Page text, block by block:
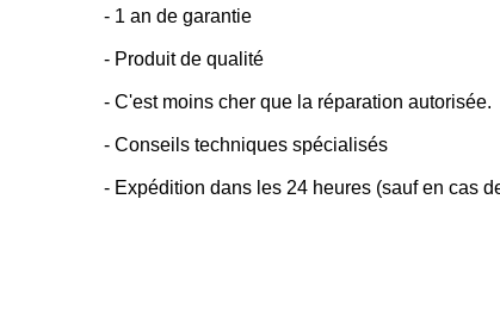
- 1 an de garantie
- Produit de qualité
- C'est moins cher que la réparation autorisée.
- Conseils techniques spécialisés
- Expédition dans les 24 heures (sauf en cas